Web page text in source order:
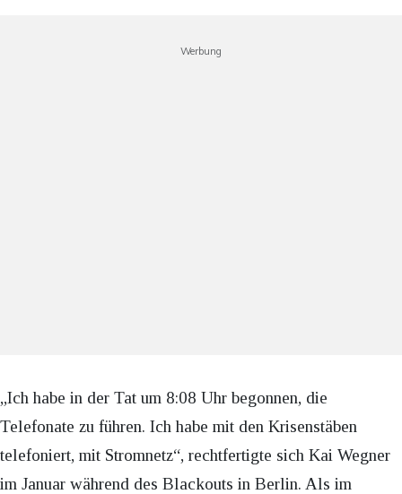
Werbung
„Ich habe in der Tat um 8:08 Uhr begonnen, die
Telefonate zu führen. Ich habe mit den Krisenstäben
telefoniert, mit Stromnetz“, rechtfertigte sich Kai Wegner
im Januar während des Blackouts in Berlin. Als im